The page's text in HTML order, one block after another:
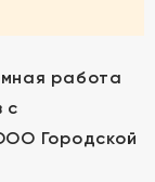
работа
с
Городской